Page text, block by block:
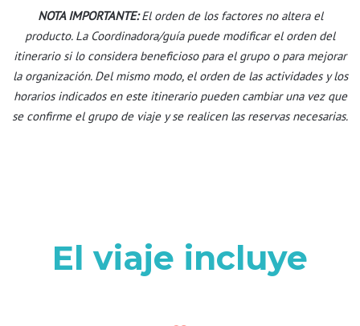
NOTA IMPORTANTE: El orden de los factores no altera el
producto. La Coordinadora/guía puede modificar el orden del
itinerario si lo considera beneficioso para el grupo o para mejorar
la organización. Del mismo modo, el orden de las actividades y los
horarios indicados en este itinerario pueden cambiar una vez que
se confirme el grupo de viaje y se realicen las reservas necesarias.
El viaje incluye